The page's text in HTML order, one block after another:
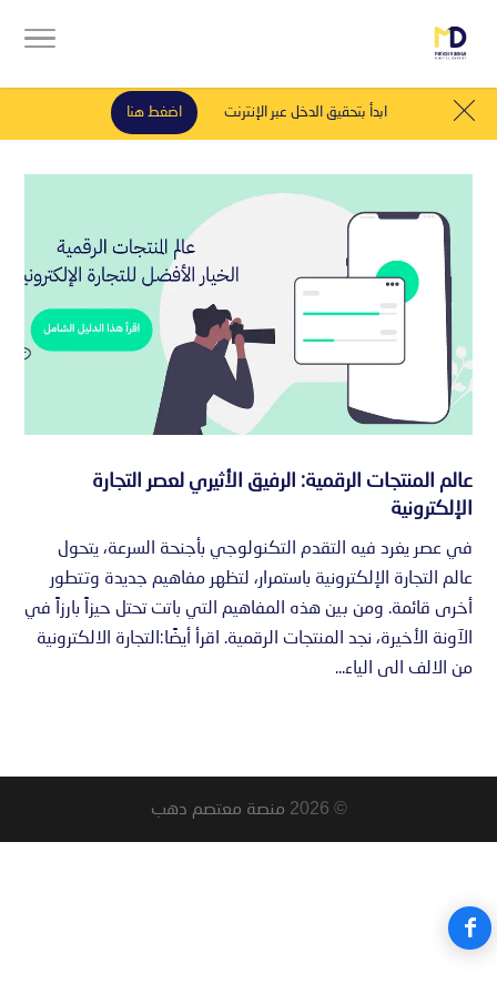
ابدأ بتحقيق الدخل عبر الإنترنت اضغط هنا
عالم المنتجات الرقمية: الرفيق الأثيري لعصر التجارة
الإلكترونية
في عصر يغرد فيه التقدم التكنولوجي بأجنحة السرعة، يتحول
عالم التجارة الإلكترونية باستمرار، لتظهر مفاهيم جديدة وتتطور
أخرى قائمة. ومن بين هذه المفاهيم التي باتت تحتل حيزاً بارزاً في
الآونة الأخيرة، نجد المنتجات الرقمية. اقرأ أيضًا:التجارة الالكترونية
من الالف الى الياء...
© 2026 منصة معتصم دهب